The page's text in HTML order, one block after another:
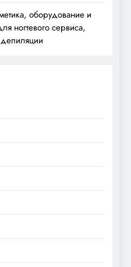
оборудование и
ногтевого сервиса,